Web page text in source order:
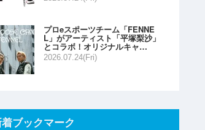
プロeスポーツチーム「FENNE
L」がアーティスト「平塚梨沙」
とコラボ！オリジナルキャ…
2026.07.24(Fri)
ブックマーク